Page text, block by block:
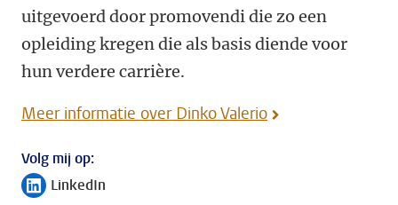
uitgevoerd door promovendi die zo een
opleiding kregen die als basis diende voor
hun verdere carrière.
Meer informatie over Dinko Valerio
Volg mij op:
Volg ons op
LinkedIn